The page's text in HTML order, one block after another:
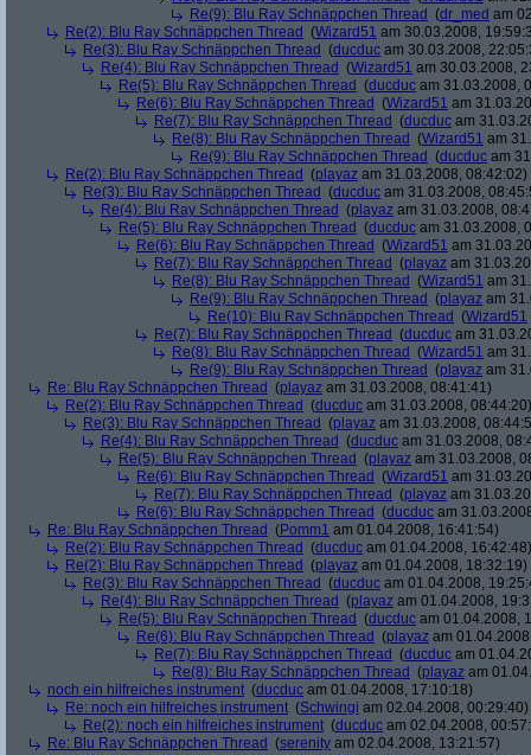
Re(9): Blu Ray Schnäppchen Thread (dr_med am
Re(2): Blu Ray Schnäppchen Thread (Wizard51 am 30.03.2008,
Re(3): Blu Ray Schnäppchen Thread (ducduc am 30.03.2008,
Re(4): Blu Ray Schnäppchen Thread (Wizard51 am 30.03.2008,
Re(5): Blu Ray Schnäppchen Thread (ducduc am 31.03.2008,
Re(6): Blu Ray Schnäppchen Thread (Wizard51 am
Re(7): Blu Ray Schnäppchen Thread (ducduc am
Re(8): Blu Ray Schnäppchen Thread (Wizard51 am
Re(9): Blu Ray Schnäppchen Thread (ducduc am
Re(2): Blu Ray Schnäppchen Thread (playaz am 31.03.2008, 08:42:02)
Re(3): Blu Ray Schnäppchen Thread (ducduc am 31.03.2008,
Re(4): Blu Ray Schnäppchen Thread (playaz am 31.03.2008,
Re(5): Blu Ray Schnäppchen Thread (ducduc am 31.03.2008,
Re(6): Blu Ray Schnäppchen Thread (Wizard51 am
Re(7): Blu Ray Schnäppchen Thread (playaz am
Re(8): Blu Ray Schnäppchen Thread (Wizard51 am
Re(9): Blu Ray Schnäppchen Thread (playaz am
Re(10): Blu Ray Schnäppchen Thread (Wizard51
Re(7): Blu Ray Schnäppchen Thread (ducduc am
Re(8): Blu Ray Schnäppchen Thread (Wizard51 am
Re(9): Blu Ray Schnäppchen Thread (playaz am
Re: Blu Ray Schnäppchen Thread (playaz am 31.03.2008, 08:41:41)
Re(2): Blu Ray Schnäppchen Thread (ducduc am 31.03.2008, 08:44:20)
Re(3): Blu Ray Schnäppchen Thread (playaz am 31.03.2008,
Re(4): Blu Ray Schnäppchen Thread (ducduc am 31.03.2008,
Re(5): Blu Ray Schnäppchen Thread (playaz am 31.03.2008,
Re(6): Blu Ray Schnäppchen Thread (Wizard51 am
Re(7): Blu Ray Schnäppchen Thread (playaz am
Re(6): Blu Ray Schnäppchen Thread (ducduc am
Re: Blu Ray Schnäppchen Thread (Pomm1 am 01.04.2008, 16:41:54)
Re(2): Blu Ray Schnäppchen Thread (ducduc am 01.04.2008, 16:42:48)
Re(2): Blu Ray Schnäppchen Thread (playaz am 01.04.2008, 18:32:19)
Re(3): Blu Ray Schnäppchen Thread (ducduc am 01.04.2008,
Re(4): Blu Ray Schnäppchen Thread (playaz am 01.04.2008,
Re(5): Blu Ray Schnäppchen Thread (ducduc am 01.04.2008,
Re(6): Blu Ray Schnäppchen Thread (playaz am
Re(7): Blu Ray Schnäppchen Thread (ducduc am
Re(8): Blu Ray Schnäppchen Thread (playaz am
noch ein hilfreiches instrument (ducduc am 01.04.2008, 17:10:18)
Re: noch ein hilfreiches instrument (Schwingi am 02.04.2008, 00:29:40)
Re(2): noch ein hilfreiches instrument (ducduc am 02.04.2008,
Re: Blu Ray Schnäppchen Thread (serenity am 02.04.2008, 13:21:57)